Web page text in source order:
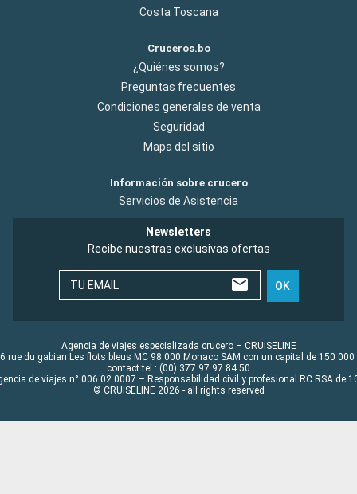
Costa Toscana
Cruceros.bo
¿Quiénes somos?
Preguntas frecuentes
Condiciones generales de venta
Seguridad
Mapa del sitio
Información sobre crucero
Servicios de Asistencia
Newsletters
Recibe nuestras exclusivas ofertas
TU EMAIL OK
Agencia de viajes especializada crucero – CRUISELINE
rue du gabian Les flots bleus MC 98 000 Monaco SAM con un capital de 150 000
contact tel : (00) 377 97 97 84 50
de viajes n° 006 02 0007 – Responsabilidad civil y profesional RC RSA de
© CRUISELINE 2026 - all rights reserved